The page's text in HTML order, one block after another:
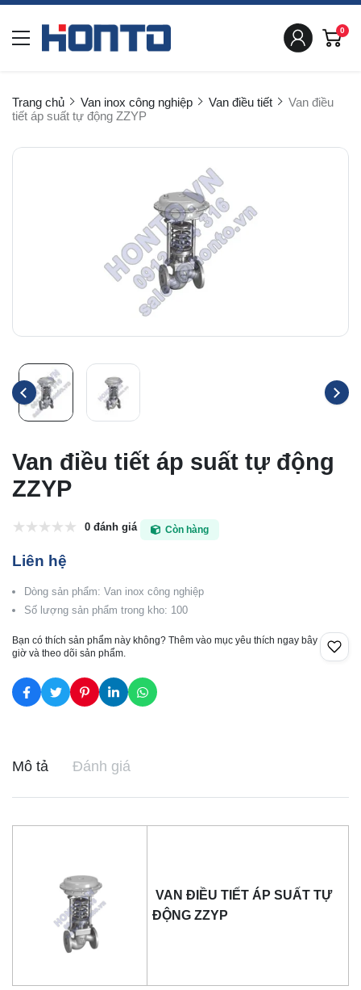
0
Trang chủ Van inox công nghiệp Van điều tiết
Van điều
tiết áp suất tự động ZZYP
Van điều tiết áp suất tự động
ZZYP
0 đánh giá Còn hàng
Liên hệ
Dòng sản phẩm: Van inox công nghiệp
Số lượng sản phẩm trong kho: 100
Bạn có thích sản phẩm này không? Thêm vào mục yêu thích ngay bây
giờ và theo dõi sản phẩm.
Mô tả Đánh giá
VAN ĐIỀU TIẾT ÁP SUẤT TỰ
ĐỘNG ZZYP